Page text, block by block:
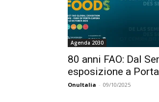
Agenda 2030
80 anni FAO: Dal
esposizione a
OnuItalia - 09/10/2025